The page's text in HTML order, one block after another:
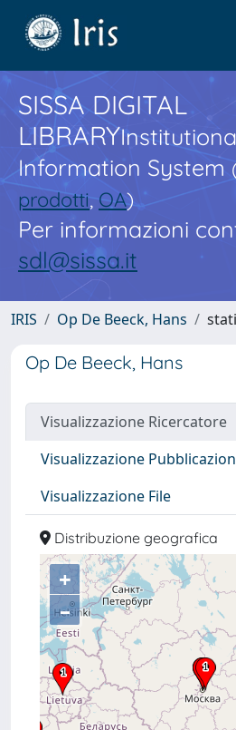
SISSA DIGITAL
LIBRARY
Information System
prodotti,OA)
Per informazioni
sdl@sissa.it
IRIS Op De Beeck, Hans
Op De Beeck, Hans
Visualizzazione Ricercatore
Visualizzazione
Visualizzazione File
Distribuzione geografica
+
–